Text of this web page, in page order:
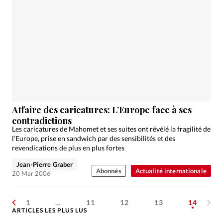
Actualité internationale
Affaire des caricatures: L’Europe face à ses
contradictions
Les caricatures de Mahomet et ses suites ont révélé la fragilité de
l’Europe, prise en sandwich par des sensibilités et des
revendications de plus en plus fortes
Jean-Pierre Graber
20 Mar 2006
Abonnés
1 … 11 12 13 14
ARTICLES LES PLUS LUS